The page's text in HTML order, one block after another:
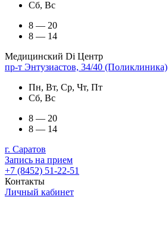
Сб, Вс
8 — 20
8 — 14
Медицинский Di Центр
пр-т Энтузиастов, 34/40 (Поликлиника)
Пн, Вт, Ср, Чт, Пт
Сб, Вс
8 — 20
8 — 14
г. Саратов
Запись на прием
+7 (8452) 51-22-51
Контакты
Личный кабинет